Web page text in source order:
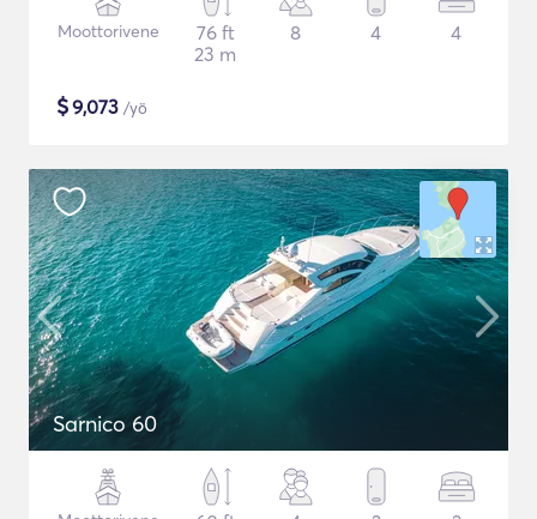
Moottorivene
76 ft
23 m
8 4 4
$9,073 /yö
Sarnico 60